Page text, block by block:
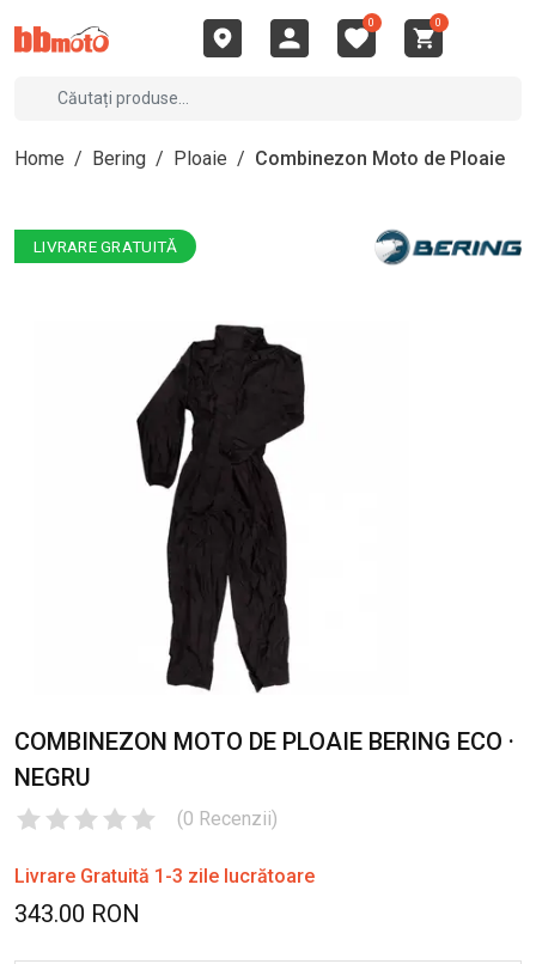
0 0
Home / Bering / Ploaie / Combinezon Moto de Ploaie
LIVRARE GRATUITĂ
COMBINEZON MOTO DE PLOAIE BERING ECO ·
NEGRU
(0 Recenzii)
Livrare Gratuită 1-3 zile lucrătoare
343.00 RON